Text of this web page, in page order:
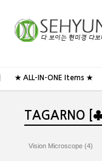
★ ALL-IN-ONE Items ★
TAGARNO
Vision Microscope (4)